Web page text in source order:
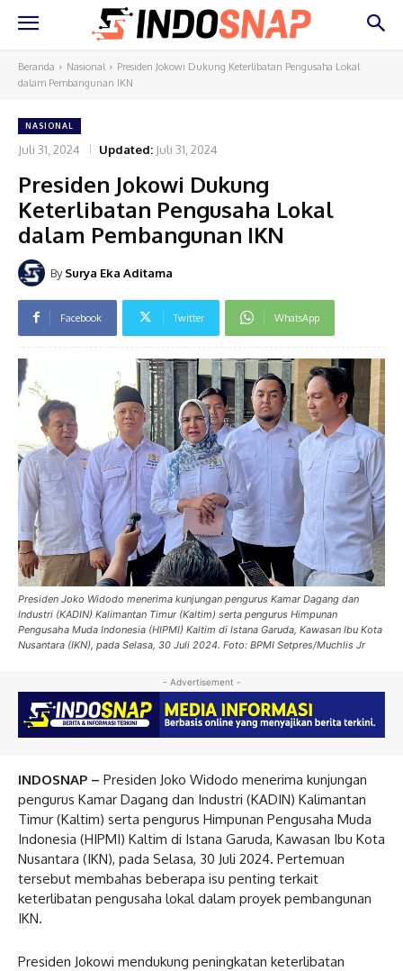
Beranda Nasional
Presiden Jokowi Dukung Keterlibatan Pengusaha Lokal
dalam Pembangunan IKN
NASIONAL
Juli 31, 2024 Updated: Juli 31, 2024
Presiden Jokowi Dukung
Keterlibatan Pengusaha Lokal
dalam Pembangunan IKN
By Surya Eka Aditama
Facebook Twitter WhatsApp
Presiden Joko Widodo menerima kunjungan pengurus Kamar Dagang dan
Industri (KADIN) Kalimantan Timur (Kaltim) serta pengurus Himpunan
Pengusaha Muda Indonesia (HIPMI) Kaltim di Istana Garuda, Kawasan Ibu Kota
Nusantara (IKN), pada Selasa, 30 Juli 2024. Foto: BPMI Setpres/Muchlis Jr
- Advertisement -
INDOSNAP – Presiden Joko Widodo menerima kunjungan
pengurus Kamar Dagang dan Industri (KADIN) Kalimantan
Timur (Kaltim) serta pengurus Himpunan Pengusaha Muda
Indonesia (HIPMI) Kaltim di Istana Garuda, Kawasan Ibu Kota
Nusantara (IKN), pada Selasa, 30 Juli 2024. Pertemuan
tersebut membahas beberapa isu penting terkait
keterlibatan pengusaha lokal dalam proyek pembangunan
IKN.
Presiden Jokowi mendukung peningkatan keterlibatan